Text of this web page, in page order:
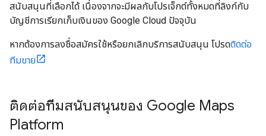
สนับสนุนที่เลือกได้ เนื่องจากจะมีผลกับโปรเจ็กต์ทั้งหมดที่ลิงก์กับ
บัญชีการเรียกเก็บเงินของ Google Cloud ปัจจุบัน
หากต้องการลงชื่อสมัครใช้หรือยกเลิกบริการสนับสนุน โปรดติดต่อ
ทีมขาย
ติดต่อทีมสนับสนุนของ Google Maps
Platform